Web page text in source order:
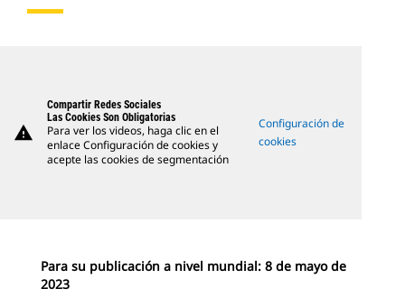
warning
Compartir Redes Sociales
Las Cookies Son Obligatorias
Para ver los videos, haga clic en el
enlace Configuración de cookies y
acepte las cookies de segmentación
Configuración de
cookies
Para su publicación a nivel mundial: 8 de mayo de
2023